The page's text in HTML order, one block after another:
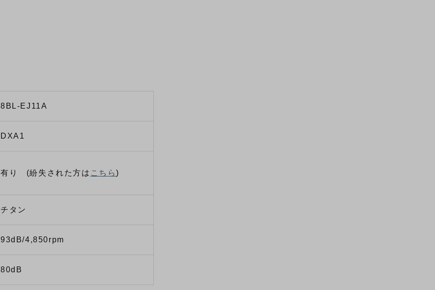
8BL-EJ11A
DXA1
有り (紛失された方は こちら)
チタン
93dB/4,850rpm
80dB